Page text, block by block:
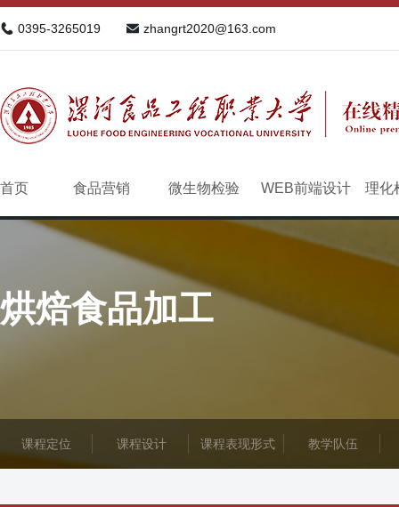
0395-3265019 zhangrt2020@163.com
首页 食品营销 微生物检验 WEB前端设计 理化
烘焙食品加工
课程定位 课程设计 课程表现形式 教学队伍